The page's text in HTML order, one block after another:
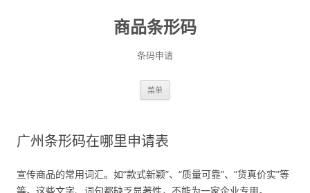
商品条形码
条码申请
菜单
广州条形码在哪里申请表
宣传商品的常用词汇。如“款式新颖”、“质量可靠”、“货真价实”等